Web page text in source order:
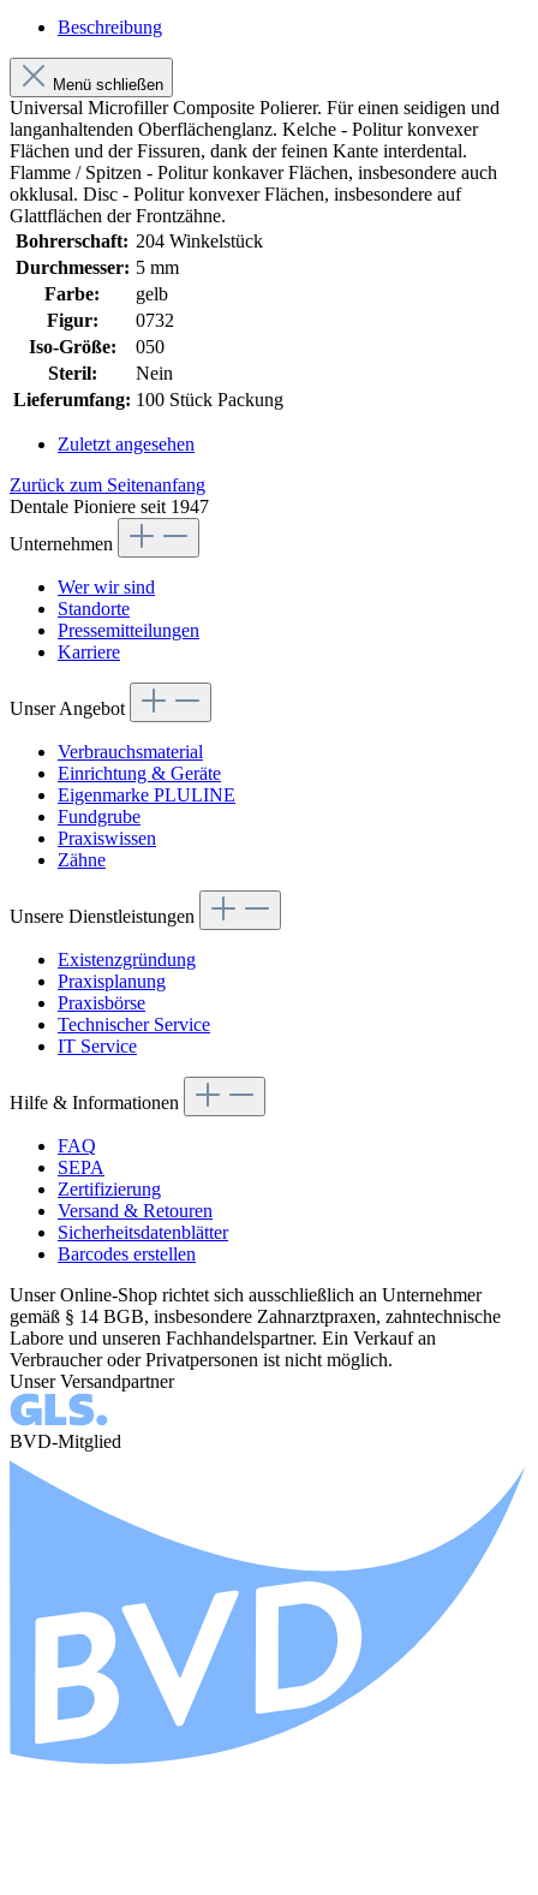
Beschreibung
Menü schließen
Universal Microfiller Composite Polierer. Für einen seidigen und
langanhaltenden Oberflächenglanz. Kelche - Politur konvexer
Flächen und der Fissuren, dank der feinen Kante interdental.
Flamme / Spitzen - Politur konkaver Flächen, insbesondere auch
okklusal. Disc - Politur konvexer Flächen, insbesondere auf
Glattflächen der Frontzähne.
Bohrerschaft: 204 Winkelstück
Durchmesser: 5 mm
Farbe:
gelb
Figur:
0732
Iso-Größe:
050
Steril:
Nein
Lieferumfang: 100 Stück Packung
Zuletzt angesehen
Zurück zum Seitenanfang
Dentale Pioniere seit 1947
Unternehmen
Wer wir sind
Standorte
Pressemitteilungen
Karriere
Unser Angebot
Verbrauchsmaterial
Einrichtung & Geräte
Eigenmarke PLULINE
Fundgrube
Praxiswissen
Zähne
Unsere Dienstleistungen
Existenzgründung
Praxisplanung
Praxisbörse
Technischer Service
IT Service
Hilfe & Informationen
FAQ
SEPA
Zertifizierung
Versand & Retouren
Sicherheitsdatenblätter
Barcodes erstellen
Unser Online-Shop richtet sich ausschließlich an Unternehmer
gemäß § 14 BGB, insbesondere Zahnarztpraxen, zahntechnische
Labore und unseren Fachhandelspartner. Ein Verkauf an
Verbraucher oder Privatpersonen ist nicht möglich.
Unser Versandpartner
BVD-Mitglied